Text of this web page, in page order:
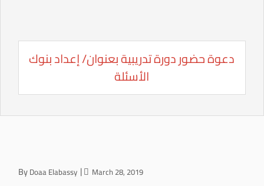
دعوة حضور دورة تدريبية بعنوان/ إعداد بنوك
الأسئلة
ByDoaa Elabassy March 28, 2019